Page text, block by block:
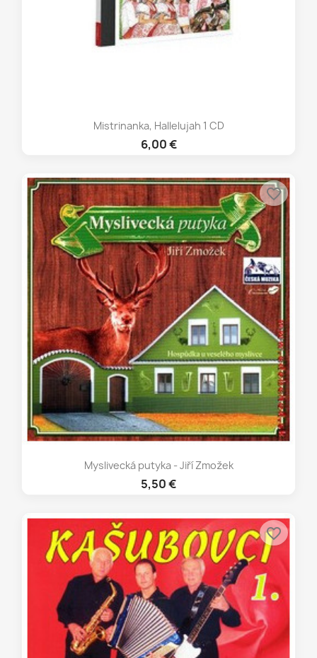
Mistrinanka, Hallelujah 1 CD
6,00 €
Myslivecká putyka - Jiří Zmožek
5,50 €
favorite_border
favorite_border